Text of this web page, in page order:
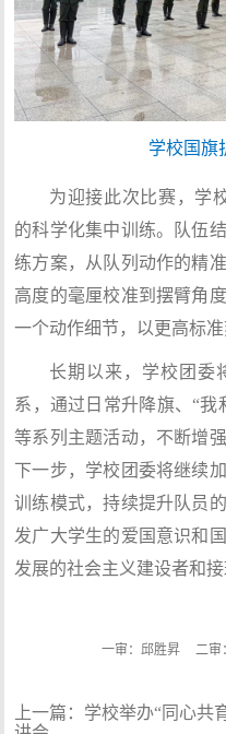
学校国旗
为迎接此次比赛，学
的科学化集中训练。队伍
练方案，从队列动作的精
高度的毫厘校准到摆臂角
一个动作细节，以更高标准
长期以来，学校团委
系，通过日常升降旗、“我
等系列主题活动，不断增
下一步，学校团委将继续
训练模式，持续提升队员
发广大学生的爱国意识和
发展的社会主义建设者和接
一审：邱胜昇 二审
上一篇： 学校举办“同心共